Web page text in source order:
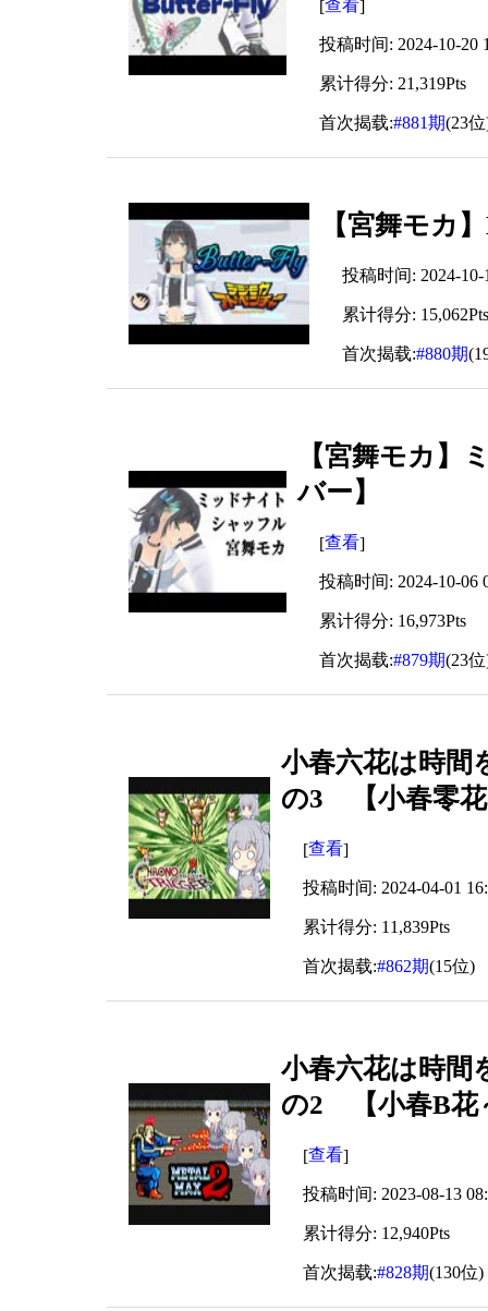
[查看]
投稿时间: 2024-10-20
累计得分: 21,319Pts
首次揭载:#881期(23
【宮舞モカ
投稿时间: 2024-10-
累计得分:
首次揭载:#880期
【宮舞モカ】
バー】
[查看]
投稿时间: 2024-10-06
累计得分: 16,973Pts
首次揭载:#879期(23
小春六花は時
の3 【小春零花
[查看]
投稿时间: 2024-04-01
累计得分: 11,839Pts
首次揭载:#862期(15位)
小春六花は時
の2 【小春B花
[查看]
投稿时间: 2023-08-13
累计得分: 12,940Pts
首次揭载:#828期(130位)